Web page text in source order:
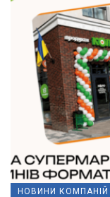
НОВИНИ КОМПАНІЙ